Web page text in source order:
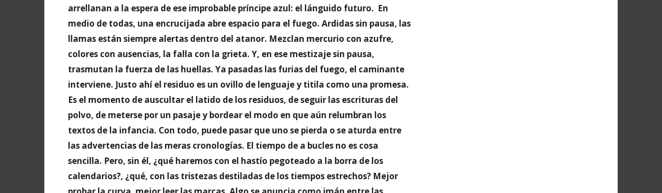
arrellanan a la espera de ese improbable príncipe azul: el lánguido futuro. En
medio de todas, una encrucijada abre espacio para el fuego. Ardidas sin pausa, las
llamas están siempre alertas dentro del atanor. Mezclan mercurio con azufre,
colores con ausencias, la falla con la grieta. Y, en ese mestizaje sin pausa,
trasmutan la fuerza de las huellas. Ya pasadas las furias del fuego, el caminante
interviene. Justo ahí el residuo es un ovillo de lenguaje y titila como una promesa.
Es el momento de auscultar el latido de los residuos, de seguir las escrituras del
polvo, de meterse por un pasaje y bordear el modo en que aún relumbran los
textos de la infancia. Con todo, puede pasar que uno se pierda o se aturda entre
las advertencias de las meras cronologías. El tiempo de a bucles no es cosa
sencilla. Pero, sin él, ¿qué haremos con el hastío pegoteado a la borra de los
calendarios?, ¿qué, con las tristezas destiladas de los tiempos estrechos? Mejor